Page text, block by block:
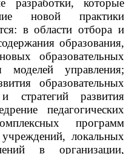
разработки, которые
новой практики
в области отбора и
образования,
образовательных
управления;
образовательных
стратегий развития
педагогических
программ
локальных
в организации,